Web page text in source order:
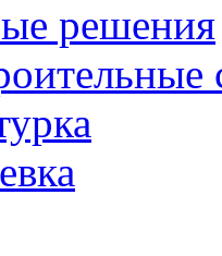
решения